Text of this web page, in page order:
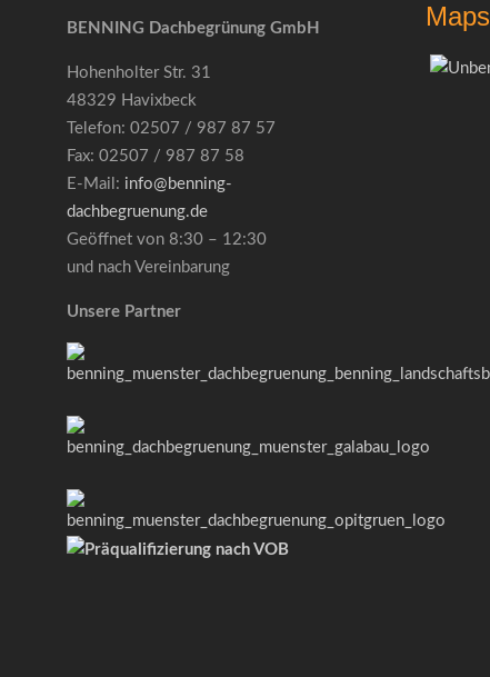
BENNING Dachbegrünung GmbH
Hohenholter Str. 31
48329 Havixbeck
Telefon: 02507 / 987 87 57
Fax: 02507 / 987 87 58
E-Mail: info@benning-
dachbegruenung.de
Geöffnet von 8:30 – 12:30
und nach Vereinbarung
Unsere Partner
Maps